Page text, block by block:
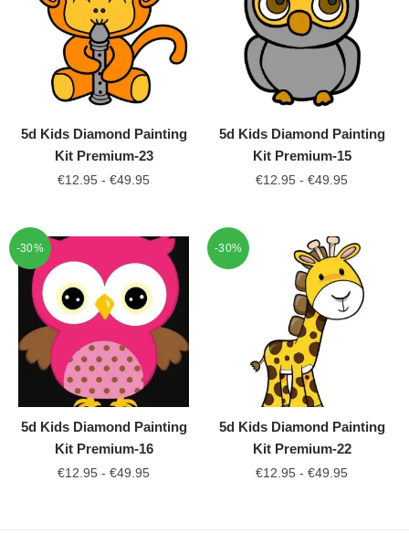
5d Kids Diamond Painting
Kit Premium-23
€12.95 - €49.95
5d Kids Diamond Painting
Kit Premium-15
€12.95 - €49.95
-30%
5d Kids Diamond Painting
Kit Premium-16
€12.95 - €49.95
-30%
5d Kids Diamond Painting
Kit Premium-22
€12.95 - €49.95